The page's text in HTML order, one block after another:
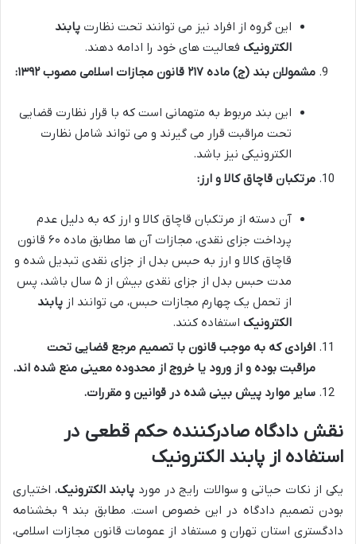
این گروه از افراد نیز می توانند تحت نظارت پابند
الکترونیک فعالیت های خود را ادامه دهند.
مشمولان بند (ج) ماده ۲۱۷ قانون مجازات اسلامی مصوب ۱۳۹۲:
این بند مربوط به متهمانی است که با قرار نظارت قضایی
تحت مراقبت قرار می گیرند و می تواند شامل نظارت
الکترونیکی نیز باشد.
مرتکبان قاچاق کالا و ارز:
آن دسته از مرتکبان قاچاق کالا و ارز که به دلیل عدم
پرداخت جزای نقدی، مجازات آن ها مطابق ماده ۶۰ قانون
قاچاق کالا و ارز به حبس بدل از جزای نقدی تبدیل شده و
مدت حبس بدل از جزای نقدی بیش از ۵ سال باشد، پس
از تحمل یک چهارم مجازات حبس، می توانند از پابند
الکترونیک استفاده کنند.
افرادی که به موجب قانون با تصمیم مرجع قضایی تحت
مراقبت بوده و از ورود یا خروج از محدوده معینی منع شده اند.
سایر موارد پیش بینی شده در قوانین و مقررات.
نقش دادگاه صادرکننده حکم قطعی در
استفاده از پابند الکترونیک
یکی از نکات حیاتی و سوالات رایج در مورد پابند الکترونیک، اختیاری
بودن تصمیم دادگاه در این خصوص است. مطابق بند ۹ بخشنامه
دادگستری استان تهران و مستفاد از عمومات قانون مجازات اسلامی،